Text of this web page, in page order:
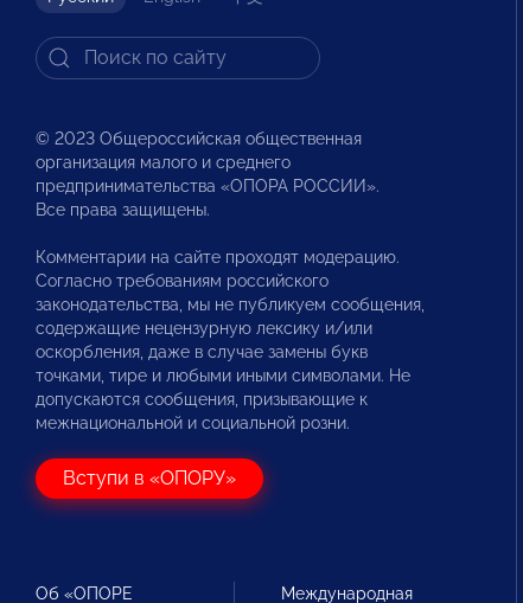
© 2023 Общероссийская общественная
организация малого и среднего
предпринимательства «ОПОРА РОССИИ».
Все права защищены.
Комментарии на сайте проходят модерацию.
Согласно требованиям российского
законодательства, мы не публикуем сообщения,
содержащие нецензурную лексику и/или
оскорбления, даже в случае замены букв
точками, тире и любыми иными символами. Не
допускаются сообщения, призывающие к
межнациональной и социальной розни.
Вступи в «ОПОРУ»
Об «ОПОРЕ
Международная